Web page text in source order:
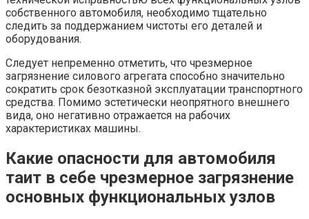
собственного автомобиля, необходимо тщательно
следить за поддержанием чистоты его деталей и
оборудования.
Следует непременно отметить, что чрезмерное
загрязнение силового агрегата способно значительно
сократить срок безотказной эксплуатации транспортного
средства. Помимо эстетически неопрятного внешнего
вида, оно негативно отражается на рабочих
характеристиках машины.
Какие опасности для автомобиля
таит в себе чрезмерное загрязнение
основных функциональных узлов